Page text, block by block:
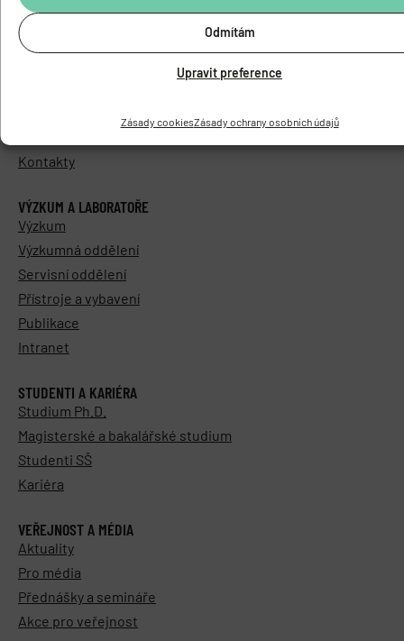
Odmítám
Upravit preference
Zásady cookiesZásady ochrany osobních údajů
Vedení a struktura
Knihovna
Kontakty
VÝZKUM A LABORATOŘE
Výzkum
Výzkumná oddělení
Servisní oddělení
Přístroje a vybavení
Publikace
Intranet
STUDENTI A KARIÉRA
Studium Ph.D.
Magisterské a bakalářské studium
Studenti SŠ
Kariéra
VEŘEJNOST A MÉDIA
Aktuality
Pro média
Přednášky a semináře
Akce pro veřejnost